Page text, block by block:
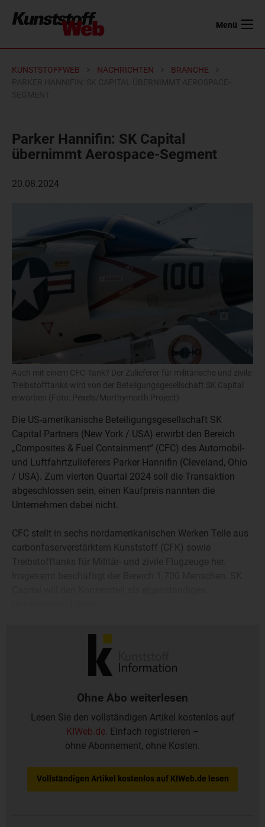
Menü
KUNSTSTOFFWEB NACHRICHTEN
BRANCHE
Parker Hannifin: SK Capital
übernimmt Aerospace-Segment
20.08.2024
Auch mit einem CFC-Tank? Der Zulieferer für militärische und zivile
Treibstofftanks wird von der Beteilgungsgesellschaft SK Capital
erworben (Foto: Pexels/Morthymorth Project)
Die US-amerikanische Beteiligungsgesellschaft SK
Capital Partners (New York / USA) erwirbt den Bereich
„Composites & Fuel Containment“ (CFC) des Automobil-
und Luftfahrtzulieferers Parker Hannifin (Cleveland, Ohio
/ USA). Zum vierten Quartal 2024 soll die Transaktion
abgeschlossen sein, einen Kaufpreis nannten die
Unternehmen dabei nicht.
CFC stellt in sechs nordamerikanischen Werken Teile aus
carbonfaserverstärktem Kunststoff (CFK) sowie
Treibstofftanks für Militär- und zivile Flugzeuge her.
Ohne Abo weiterlesen
Lesen Sie den vollständigen Artikel kostenlos auf
KIWeb.de. Einfach registrieren –
ohne Abonnement, ohne Kosten.
Vollständigen Artikel kostenlos auf KIWeb.de lesen